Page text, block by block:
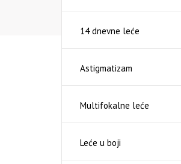
14 dnevne leće
Astigmatizam
Multifokalne leće
Leće u boji